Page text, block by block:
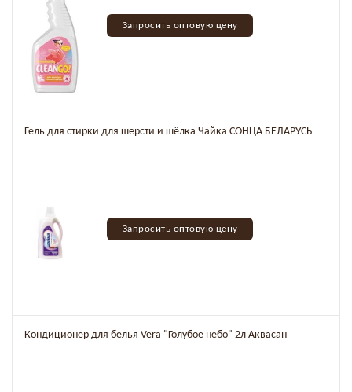
Запросить оптовую цену
Гель для стирки для шерсти и шёлка Чайка СОНЦА БЕЛАРУСЬ
Запросить оптовую цену
Кондиционер для белья Vera "Голубое небо" 2л Аквасан